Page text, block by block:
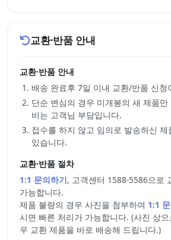
교환·반품 안내
교환·반품 안내
배송 완료후 7일 이내 교환/반품 신청
단순 변심의 경우 미개봉의 새 제품
비는 고객님 부담입니다.
접수를 하지 않고 임의로 발송하신
있습니다.
교환·반품 절차
1:1 문의하기, 고객센터 1588-5586으로
가능합니다.
제품 불량의 경우 사진을 첨부하여 1:1
시면 빠른 처리가 가능합니다. (사진 상
우 교환 제품을 바로 배송해 드립니다.)